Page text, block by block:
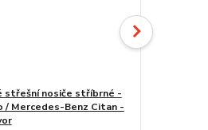
střešní nosiče stříbrné -
/ Mercedes-Benz Citan -